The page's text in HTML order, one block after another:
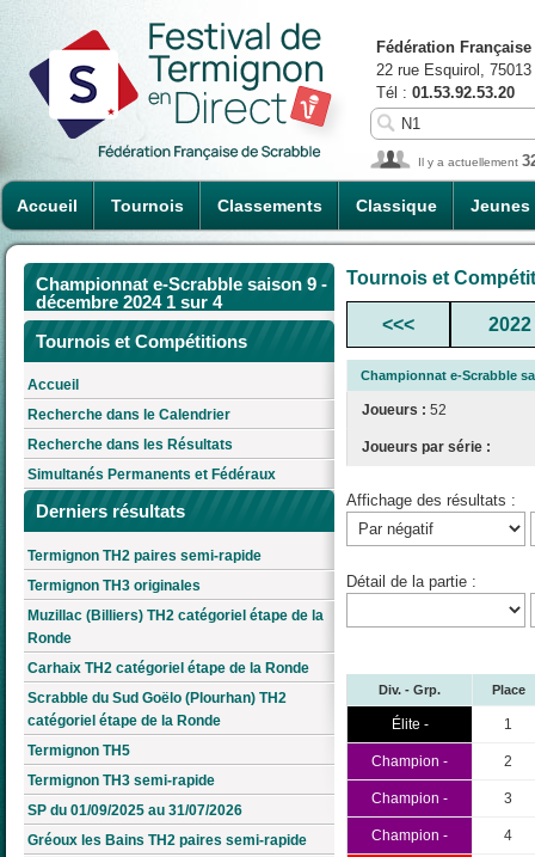
Accueil Tournois Classements Classique Jeunes
Fédération
22 rue Esquirol,
Tél : 01.53.92.53.20
Il y a actuellement
Championnat e-Scrabble saison 9 -
décembre 2024 1 sur 4
Tournois et Compétitions
Accueil
Recherche dans le Calendrier
Recherche dans les Résultats
Simultanés Permanents et Fédéraux
Derniers résultats
Termignon TH2 paires semi-rapide
Termignon TH3 originales
Muzillac (Billiers) TH2 catégoriel étape de la
Ronde
Carhaix TH2 catégoriel étape de la Ronde
Scrabble du Sud Goëlo (Plourhan) TH2
catégoriel étape de la Ronde
Termignon TH5
Termignon TH3 semi-rapide
SP du 01/09/2025 au 31/07/2026
Gréoux les Bains TH2 paires semi-rapide
Tournois et
<<< 2022
Championnat e-Scrabble
Joueurs : 52
Joueurs par série :
Affichage des résultats :
Détail de la partie :
Div. - Grp. Place
Élite - 1
Champion - 2
Champion - 3
Champion - 4